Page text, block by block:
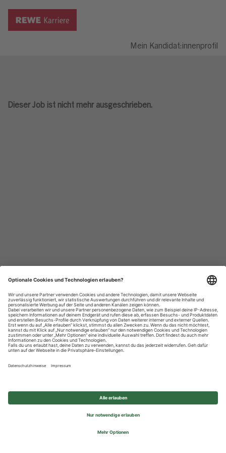
Mein Kandidat:innenprofil
Dieser Job ist nicht mehr ausgeschrieben.
Datenschutzhinweise
Impressum
Privatsphäre-Einstellungen
© 2026 REWE Group - All rights reserved